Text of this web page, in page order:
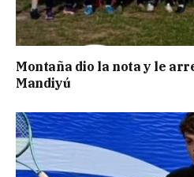
Montaña dio la nota y le
Mandiyú